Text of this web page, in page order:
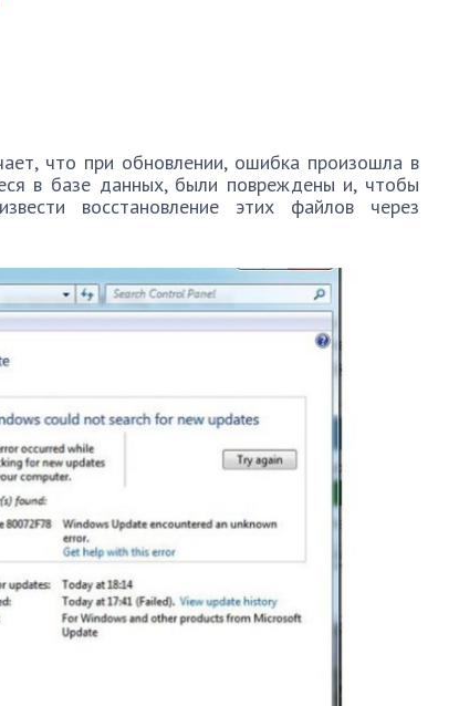
что при обновлении, ошибка произошла в
в базе данных, были повреждены и, чтобы
восстановление этих файлов через